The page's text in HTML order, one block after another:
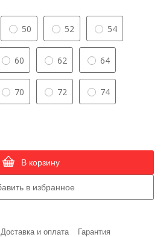
50 52 54
60 62 64
70 72 74
В корзину
Доставка и оплата Гарантия